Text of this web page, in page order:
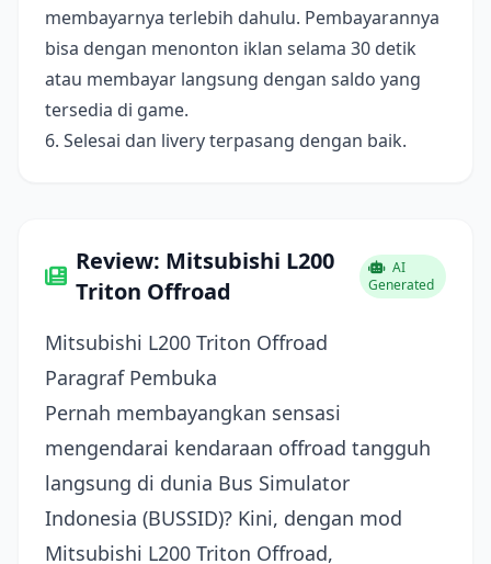
membayarnya terlebih dahulu. Pembayarannya
bisa dengan menonton iklan selama 30 detik
atau membayar langsung dengan saldo yang
tersedia di game.
6. Selesai dan livery terpasang dengan baik.
Review: Mitsubishi L200
Triton Offroad
AI
Generated
Mitsubishi L200 Triton Offroad
Paragraf Pembuka
Pernah membayangkan sensasi
mengendarai kendaraan offroad tangguh
langsung di dunia Bus Simulator
Indonesia (BUSSID)? Kini, dengan mod
Mitsubishi L200 Triton Offroad,